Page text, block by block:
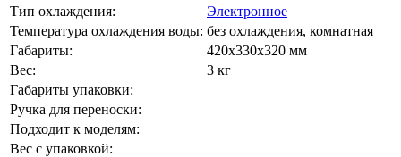
Тип охлаждения:
Электронное
Температура охлаждения воды: без охлаждения, комнатная
Габариты:
420x330x320 мм
Вес:
3 кг
Габариты упаковки:
Ручка для переноски:
Подходит к моделям:
Вес с упаковкой: